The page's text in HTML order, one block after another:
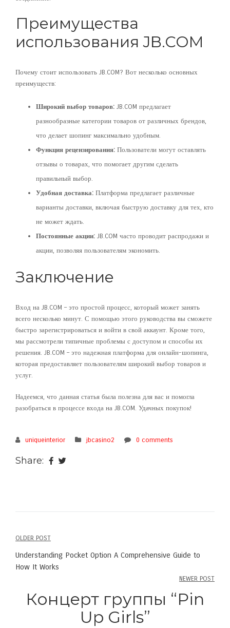
Преимущества
использования JB.COM
Почему стоит использовать JB.COM? Вот несколько основных
преимуществ:
Широкий выбор товаров: JB.COM предлагает
разнообразные категории товаров от различных брендов,
что делает шопинг максимально удобным.
Функция рецензирования: Пользователи могут оставлять
отзывы о товарах, что помогает другим сделать
правильный выбор.
Удобная доставка: Платформа предлагает различные
варианты доставки, включая быструю доставку для тех, кто
не может ждать.
Постоянные акции: JB.COM часто проводит распродажи и
акции, позволяя пользователям экономить.
Заключение
Вход на JB.COM – это простой процесс, который может занять
всего несколько минут. С помощью этого руководства вы сможете
быстро зарегистрироваться и войти в свой аккаунт. Кроме того,
мы рассмотрели типичные проблемы с доступом и способы их
решения. JB.COM – это надежная платформа для онлайн-шопинга,
которая предоставляет пользователям широкий выбор товаров и
услуг.
Надеемся, что данная статья была полезна для вас и помогла
разобраться в процессе входа на JB.COM. Удачных покупок!
uniqueinterior jbcasino2 0 comments
Share:
Post
navigation
OLDER POST
Understanding Pocket Option A Comprehensive Guide to
How It Works
NEWER POST
Концерт группы “Pin
Up Girls”